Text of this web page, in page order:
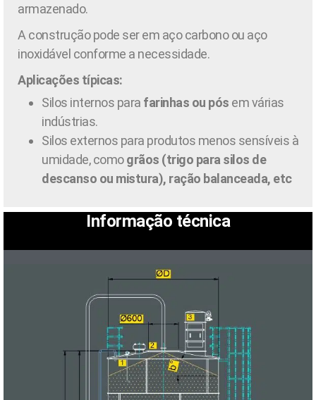
armazenado.
A construção pode ser em aço carbono ou aço
inoxidável conforme a necessidade.
Aplicações típicas:
Silos internos para farinhas ou pós em várias
indústrias.
Silos externos para produtos menos sensíveis à
umidade, comogrãos (trigo para silos de
descanso ou mistura), ração balanceada, etc
Informação técnica